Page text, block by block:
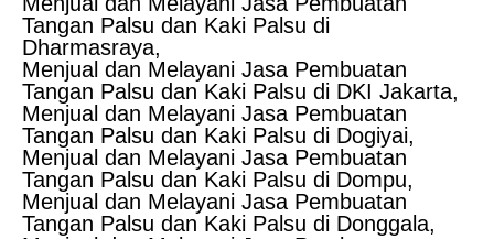
Tangan Palsu dan Kaki Palsu di
Dharmasraya,
Menjual dan Melayani Jasa Pembuatan
Tangan Palsu dan Kaki Palsu di DKI Jakarta,
Menjual dan Melayani Jasa Pembuatan
Tangan Palsu dan Kaki Palsu di Dogiyai,
Menjual dan Melayani Jasa Pembuatan
Tangan Palsu dan Kaki Palsu di Dompu,
Menjual dan Melayani Jasa Pembuatan
Tangan Palsu dan Kaki Palsu di Donggala,